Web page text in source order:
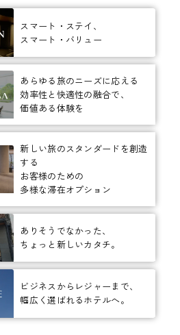
スマート・ステイ、
スマート・バリュー
あらゆる旅のニーズに応える
効率性と快適性の融合で、
価値ある体験を
新しい旅のスタンダードを創造
する
お客様のための
多様な滞在オプション
ありそうでなかった、
ちょっと新しいカタチ。
ビジネスからレジャーまで、
幅広く選ばれるホテルへ。